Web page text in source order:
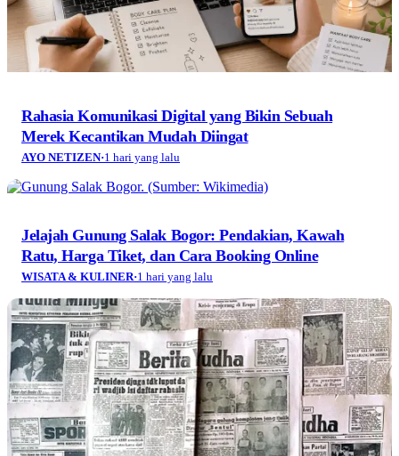
Rahasia Komunikasi Digital yang Bikin Sebuah
Merek Kecantikan Mudah Diingat
AYO NETIZEN·1 hari yang lalu
Jelajah Gunung Salak Bogor: Pendakian, Kawah
Ratu, Harga Tiket, dan Cara Booking Online
WISATA & KULINER·1 hari yang lalu